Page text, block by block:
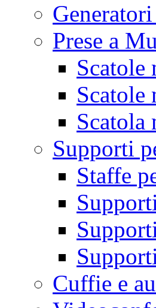
Prese a
Scatole
Scatole
Scatola
Supporti
Staffe
Cuffie e